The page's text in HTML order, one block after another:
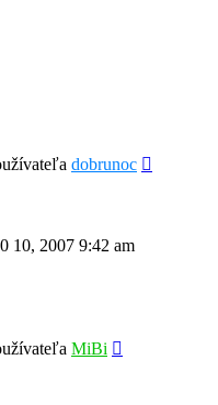
dobrunoc
10, 2007 9:42 am
MiBi